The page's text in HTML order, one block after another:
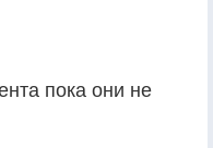
пока они не